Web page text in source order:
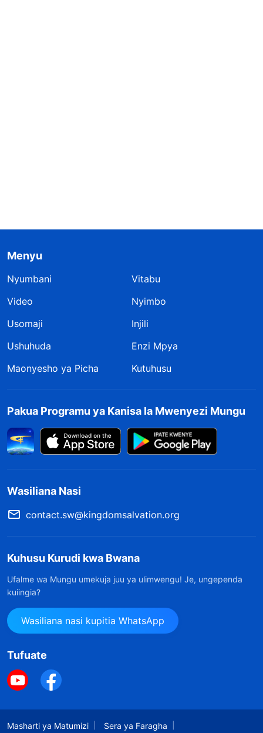
Menyu
Nyumbani
Vitabu
Video
Nyimbo
Usomaji
Injili
Ushuhuda
Enzi Mpya
Maonyesho ya Picha
Kutuhusu
Pakua Programu ya Kanisa la Mwenyezi Mungu
Wasiliana Nasi
contact.sw@kingdomsalvation.org
Kuhusu Kurudi kwa Bwana
Ufalme wa Mungu umekuja juu ya ulimwengu! Je, ungependa
kuiingia?
Wasiliana nasi kupitia WhatsApp
Tufuate
Masharti ya Matumizi Sera ya Faragha